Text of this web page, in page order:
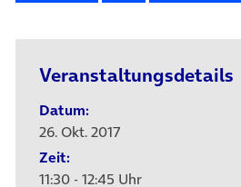
Veranstaltungsdetails
Datum:
26. Okt. 2017
Zeit:
11:30 - 12:45 Uhr